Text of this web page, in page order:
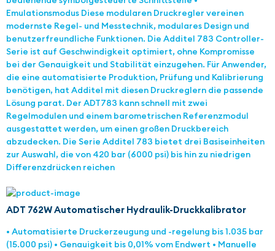
Emulationsmodus Diese modularen Druckregler vereinen
modernste Regel- und Messtechnik, modulares Design und
benutzerfreundliche Funktionen. Die Additel 783 Controller-
Serie ist auf Geschwindigkeit optimiert, ohne Kompromisse
bei der Genauigkeit und Stabilität einzugehen. Für Anwender,
die eine automatisierte Produktion, Prüfung und Kalibrierung
benötigen, hat Additel mit diesen Druckreglern die passende
Lösung parat. Der ADT783 kann schnell mit zwei
Regelmodulen und einem barometrischen Referenzmodul
ausgestattet werden, um einen großen Druckbereich
abzudecken. Die Serie Additel 783 bietet drei Basiseinheiten
zur Auswahl, die von 420 bar (6000 psi) bis hin zu niedrigen
Differenzdrücken reichen
ADT 762W Automatischer Hydraulik-Druckkalibrator
• Automatisierte Druckerzeugung und -regelung bis 1.035 bar
(15.000 psi) • Genauigkeit bis 0,01% vom Endwert • Manuelle